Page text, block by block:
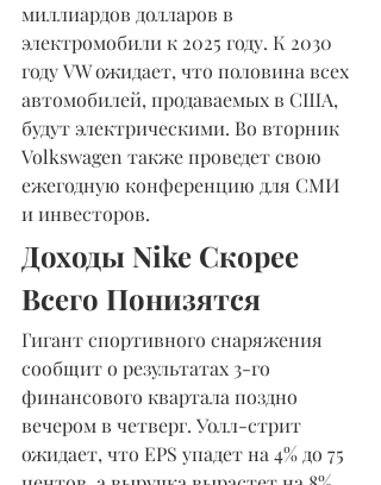
миллиардов долларов в
электромобили к 2025 году. К 2030
году VW ожидает, что половина всех
автомобилей, продаваемых в США,
будут электрическими. Во вторник
Volkswagen также проведет свою
ежегодную конференцию для СМИ
и инвесторов.
Доходы Nike Скорее
Всего Понизятся
Гигант спортивного снаряжения
сообщит о результатах 3-го
финансового квартала поздно
вечером в четверг. Уолл-стрит
ожидает, что EPS упадет на 4% до 75